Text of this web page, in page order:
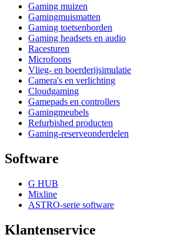
Gaming muizen
Gamingmuismatten
Gaming toetsenborden
Gaming headsets en audio
Racesturen
Microfoons
Vlieg- en boerderijsimulatie
Camera's en verlichting
Cloudgaming
Gamepads en controllers
Gamingmeubels
Refurbished producten
Gaming-reserveonderdelen
Software
G HUB
Mixline
ASTRO-serie software
Klantenservice